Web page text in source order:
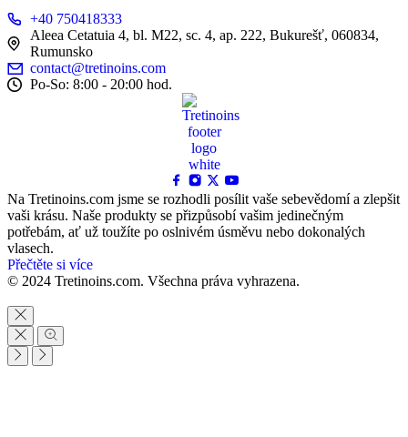
+40 750418333
Aleea Cetatuia 4, bl. M22, sc. 4, ap. 222, Bukurešť, 060834,
Rumunsko
contact@tretinoins.com
Po-So: 8:00 - 20:00 hod.
Na Tretinoins.com jsme se rozhodli posílit vaše sebevědomí a zlepšit
vaši krásu. Naše produkty se přizpůsobí vašim jedinečným
potřebám, ať už toužíte po oslnivém úsměvu nebo dokonalých
vlasech.
Přečtěte si více
© 2024 Tretinoins.com. Všechna práva vyhrazena.